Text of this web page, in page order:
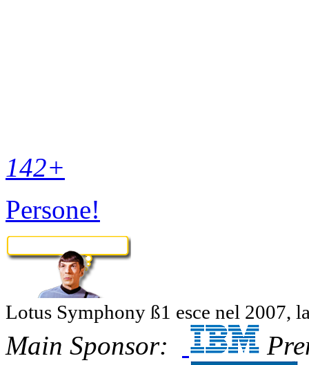
142+
Persone!
Lotus Symphony ß1 esce nel 2007,
Main Sponsor: